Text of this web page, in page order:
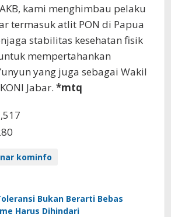
kami menghimbau pelaku
termasuk atlit PON di Papua
stabilitas kesehatan fisik
mempertahankan
yang juga sebagai Wakil
Jabar. *mtq
kominfo
Bukan Berarti Bebas
Harus Dihindari